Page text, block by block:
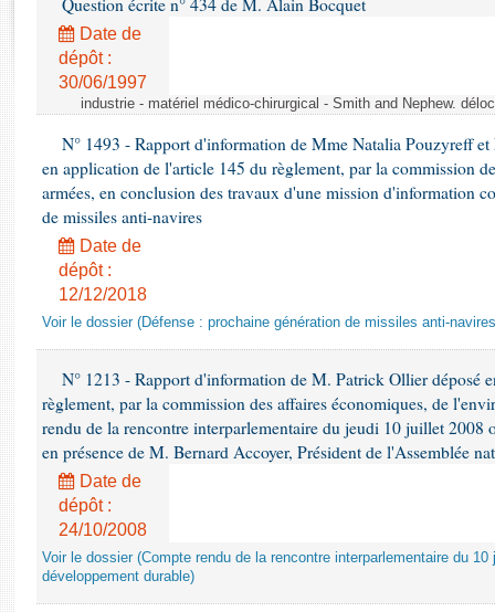
Rapports d'enquête
Rapports législatifs
Rapports sur l'application des lois
Baromètre de l’application des lois
Dossiers législatifs
Budget et sécurité sociale
Questions écrites et orales
Question écrite n° 434 de M. Alain Bocquet
Date de
dépôt :
30/06/1997
industrie - matériel médico-chirurgical - Smith and Nephew.
N° 1493 - Rapport d'information de Mme Natalia Pouzyreff
en application de l'article 145 du règlement, par la commission
armées, en conclusion des travaux d'une mission d'information
de missiles anti-navires
Date de
dépôt :
12/12/2018
Voir le dossier (Défense : prochaine génération de missiles anti-
N° 1213 - Rapport d'information de M. Patrick Ollier déposé
règlement, par la commission des affaires économiques, de
rendu de la rencontre interparlementaire du jeudi 10 juillet 2008
en présence de M. Bernard Accoyer, Président de l'Assemblée
Date de
dépôt :
24/10/2008
Voir le dossier (Compte rendu de la rencontre interparlementaire du
développement durable)